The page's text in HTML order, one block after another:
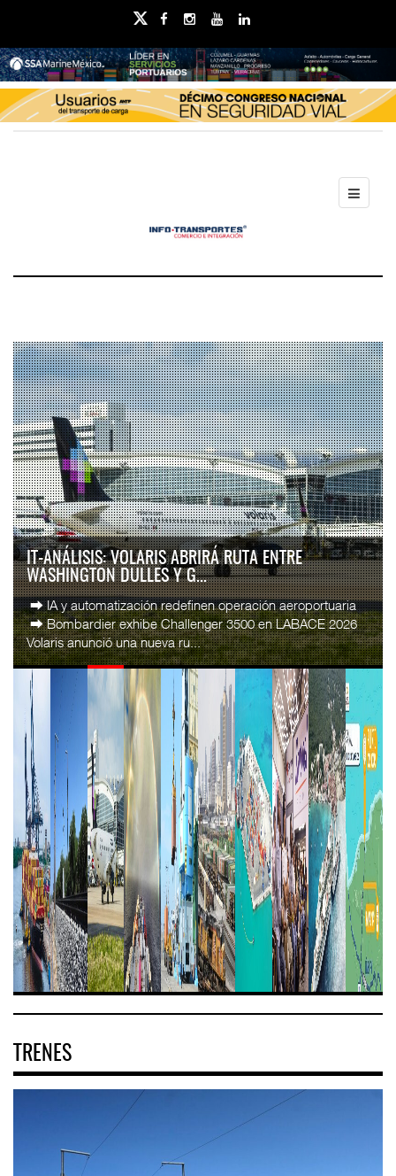
AMANAC, TREINTA Y NUEVE AÑOS NAVEGANDO EL
CAMBIO
La transformación del comercio marítimo mundial también
ha redefinido el papel del agente naviero en México. Lo que
durante décadas fue una actividad ...
TRENES